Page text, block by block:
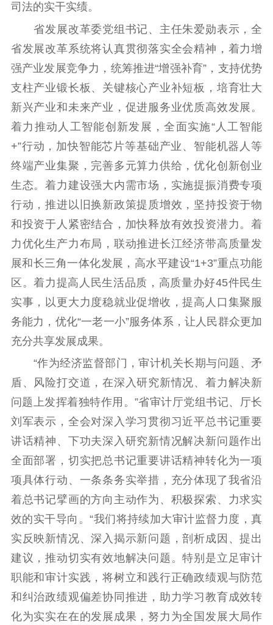
社会宣传
思想政治教育 爱国主义教育
全民国防教育
红色资源保护利
用
新闻出版
精品出版 全民阅读
出版监管
扫黄打非
电影工作
电影创作 电影市场
机关党建
党建要闻 学习在线
文化人才
紫金人才
数据资源
公共服务
新时代公民素养
提升资源库
新闻出版
政务服务
作品著作权
登记服务
科研创新
服务管理平台
智库服务
管理平台
文艺创作
服务管理
文化产业
统计分析
数字出版
审读服务
新闻发布工作备
案管理系统
电影
服务
理论宣讲
共建共享平台
政工继续教育学
习平台
责任编辑注册
业务申报系统
司法的实干实绩。
省发展改革委党组书记、主任朱爱勋表示，全
省发展改革系统将认真贯彻落实全会精神，着力增
强产业发展竞争力，统筹推进“增强补育”，支持优势
支柱产业锻长板、关键核心产业补短板，培育壮大
新兴产业和未来产业，促进服务业优质高效发展。
着力推动人工智能创新发展，全面实施“人工智能
+”行动，加快智能芯片等基础产业、智能机器人等
终端产业集聚，完善多元算力供给，优化创新创业
生态。着力建设强大内需市场，实施提振消费专项
行动，推进以旧换新政策提质增效，坚持投资于物
和投资于人紧密结合，加快释放有效投资潜力。着
力优化生产力布局，联动推进长江经济带高质量发
展和长三角一体化发展，高水平建设“1+3”重点功能
区。着力提高人民生活品质，高质量办好45件民生
实事，以更大力度稳就业促增收，提高人口集聚服
务能力，优化“一老一小”服务体系，让人民群众更加
充分共享发展成果。
“作为经济监督部门，审计机关长期与问题、矛
盾、风险打交道，在深入研究新情况、着力解决新
问题上发挥着独特作用。”省审计厅党组书记、厅长
刘军表示，全会对深入学习贯彻习近平总书记重要
讲话精神、下功夫深入研究新情况解决新问题作出
全面部署，切实把总书记重要讲话精神转化为一项
项具体行动、一条条务实举措，充分体现了我省沿
着总书记擘画的方向主动作为、积极探索、力求实
效的实干导向。“我们将持续加大审计监督力度，真
实反映新情况、深入揭示新问题，剖析成因、提出
建议，推动切实有效地解决问题。特别是立足审计
职能和审计实践，将树立和践行正确政绩观与防范
和纠治政绩观偏差协同推进，助力学习教育成效转
化为实实在在的发展成果，努力为全国发展大局作